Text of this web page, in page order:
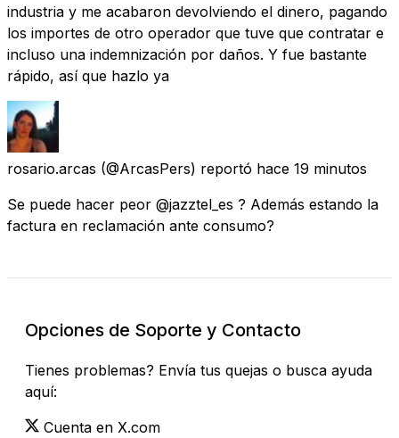
industria y me acabaron devolviendo el dinero, pagando
los importes de otro operador que tuve que contratar e
incluso una indemnización por daños. Y fue bastante
rápido, así que hazlo ya
rosario.arcas (@ArcasPers) reportó hace 19 minutos
Se puede hacer peor @jazztel_es ? Además estando la
factura en reclamación ante consumo?
Opciones de Soporte y Contacto
Tienes problemas? Envía tus quejas o busca ayuda
aquí:
Cuenta en X.com